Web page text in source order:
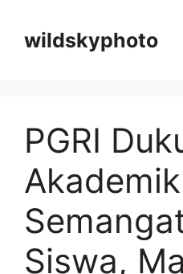
wildskyphoto
PGRI
Siswa,